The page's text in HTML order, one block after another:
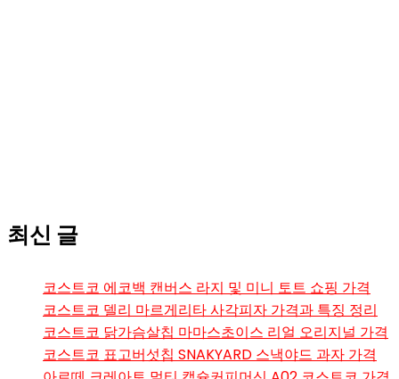
최신 글
코스트코 에코백 캔버스 라지 및 미니 토트 쇼핑 가격
코스트코 델리 마르게리타 사각피자 가격과 특징 정리
코스트코 닭가슴살칩 마마스초이스 리얼 오리지널 가격
코스트코 표고버섯칩 SNAKYARD 스낵야드 과자 가격